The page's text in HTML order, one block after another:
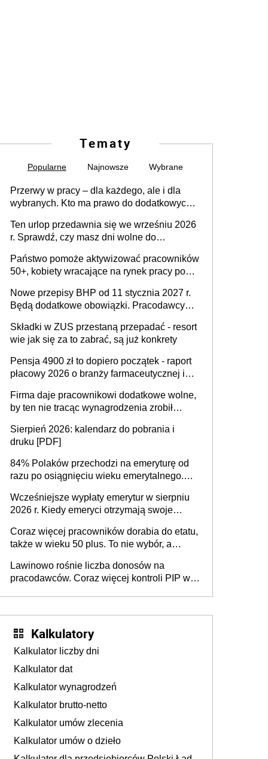
Tematy
Popularne Najnowsze Wybrane
Przerwy w pracy – dla każdego, ale i dla
wybranych. Kto ma prawo do dodatkowych
Ten urlop przedawnia się we wrześniu 2026
r. Sprawdź, czy masz dni wolne do
Państwo pomoże aktywizować pracowników
50+, kobiety wracające na rynek pracy po
osoby neuroatypowe. Powstanie Fundusz
na rzecz Inkluzywności w Zatrudnianiu?
Nowe przepisy BHP od 11 stycznia 2027 r.
Będą dodatkowe obowiązki. Pracodawcy
Składki w ZUS przestaną przepadać - resort
wie jak się za to zabrać, są już konkrety
Pensja 4900 zł to dopiero początek - raport
płacowy 2026 o branży farmaceutycznej i
Firma daje pracownikowi dodatkowe wolne,
by ten nie tracąc wynagrodzenia zrobił
sprawdza
Sierpień 2026: kalendarz do pobrania i
druku [PDF]
84% Polaków przechodzi na emeryturę od
razu po osiągnięciu wieku emerytalnego.
dłużej, ale czy jest w stanie? Pracownicy
45+ to siła napędowa gospodarki
Wcześniejsze wypłaty emerytur w sierpniu
2026 r. Kiedy emeryci otrzymają swoje
Coraz więcej pracowników dorabia do etatu,
także w wieku 50 plus. To nie wybór, a
życia
Lawinowo rośnie liczba donosów na
pracodawców. Coraz więcej kontroli PIP w
Kalkulatory
Kalkulator liczby dni
Kalkulator dat
Kalkulator wynagrodzeń
Kalkulator brutto-netto
Kalkulator umów zlecenia
Kalkulator umów o dzieło